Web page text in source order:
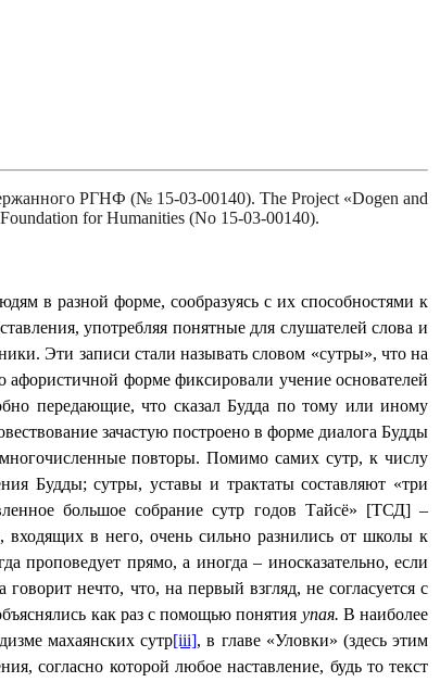
РГНФ (№ 15-03-00140). The Project «Dogen and
for Humanities (No 15-03-00140).
в разной форме, сообразуясь с их способностями к
употребляя понятные для слушателей слова и
Эти записи стали называть словом «сутры», что на
афористичной форме фиксировали учение основателей
передающие, что сказал Будда по тому или иному
зачастую построено в форме диалога Будды
повторы. Помимо самих сутр, к числу
Будды; сутры, уставы и трактаты составляют «три
большое собрание сутр годов Тайсё» [ТСД] ‒
входящих в него, очень сильно разнились от школы к
проповедует прямо, а иногда – иносказательно, если
нечто, что, на первый взгляд, не согласуется с
как раз с помощью понятия упая. В наиболее
махаянских сутр[iii], в главе «Уловки» (здесь этим
согласно которой любое наставление, будь то текст